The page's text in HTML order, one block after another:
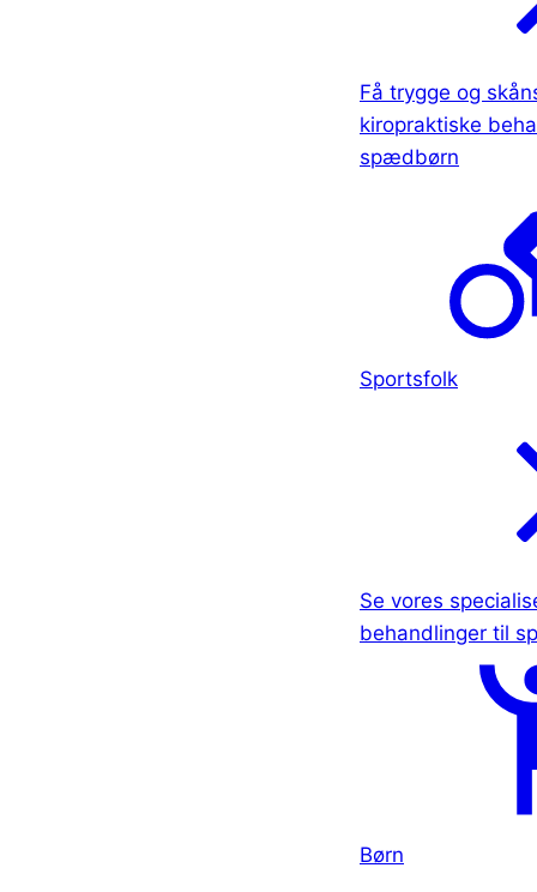
Få trygge og
kiropraktiske
spædbørn
Sportsfolk
Se vores
behandlinger til
Børn